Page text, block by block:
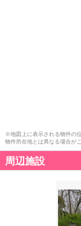
※地図上に表示される物件の
物件所在地とは異なる場合が
周辺施設